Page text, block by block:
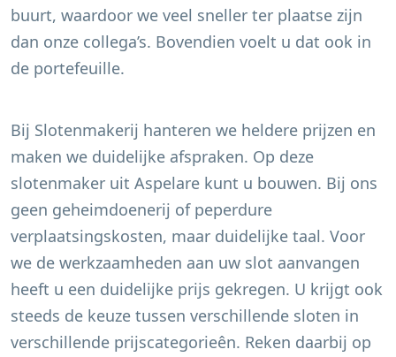
buurt, waardoor we veel sneller ter plaatse zijn
dan onze collega’s. Bovendien voelt u dat ook in
de portefeuille.
Bij Slotenmakerij hanteren we heldere prijzen en
maken we duidelijke afspraken. Op deze
slotenmaker uit Aspelare kunt u bouwen. Bij ons
geen geheimdoenerij of peperdure
verplaatsingskosten, maar duidelijke taal. Voor
we de werkzaamheden aan uw slot aanvangen
heeft u een duidelijke prijs gekregen. U krijgt ook
steeds de keuze tussen verschillende sloten in
verschillende prijscategorieên. Reken daarbij op